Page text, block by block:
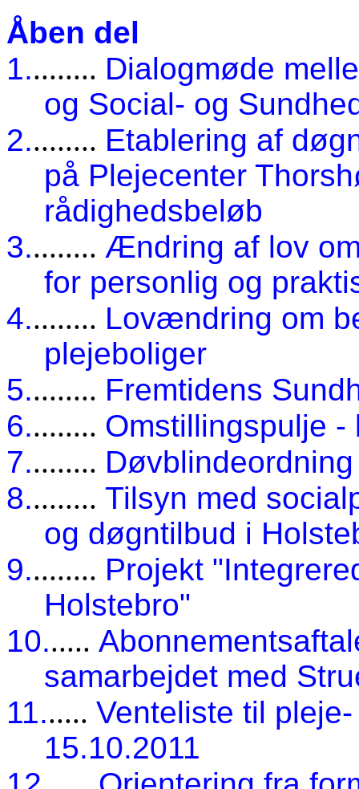
Åben del
1......... Dialogmøde
og Social- og
2......... Etablering af
på Plejecenter
rådighedsbeløb
3......... Ændring af lov
for personlig og
4......... Lovændring om
plejeboliger
5......... Fremtidens
6......... Omstillingspulje -
7.........
8......... Tilsyn med
og døgntilbud i
9......... Projekt
Holstebro"
10......
samarbejdet med
11...... Venteliste til
15.10.2011